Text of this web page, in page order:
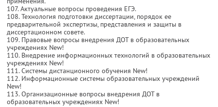
107. Актуальные вопросы проведения ЕГЭ.
108. Технология подготовки диссертации, порядок ее
предварительной экспертизы, представления и защиты в
диссертационном совете.
109. Правовые вопросы внедрения ДОТ в образовательных
учреждениях New!
110. Внедрение информационных технологий в образовательных
учреждениях New!
111. Системы дистанционного обучения New!
112. Информационные системы образовательных учреждений
New!
113. Организационные вопросы внедрения ДОТ в
образовательных учреждениях New!